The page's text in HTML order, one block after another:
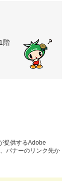
階
提供するAdobe
バナーのリンク先か